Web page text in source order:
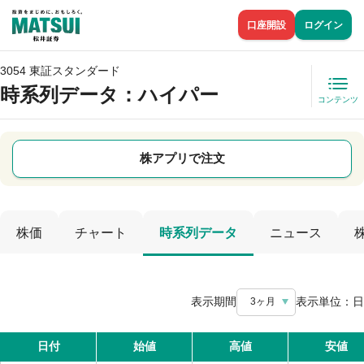
口座開設 ログイン
3054 東証スタンダード
時系列データ ：ハイパー コンテンツ
株アプリで注文
株価 チャート 時系列データ ニュース
表示期間 3ヶ月 表示単位： 日
日付 始値 高値 安値